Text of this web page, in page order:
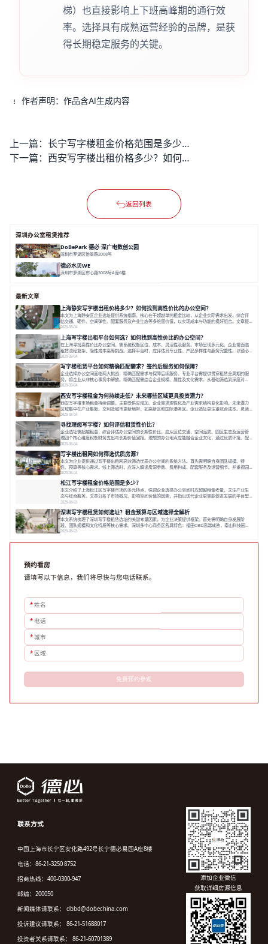
梯）也直接影响上下班高峰期的通行效
率。选择具有成熟运营经验的品牌，是获
得长期稳定服务的关键。
作者声明：作品含AI生成内容
上一篇：
长宁写字楼租金价格范围是多少？
下一篇：
西安写字楼出租价格多少？如何找到高性价比的办公空间？
返回列表
深圳办公室租赁推荐
DoBePark 德必·深广电数创公园
深圳市罗湖区怡景路2008号
德必水贝WE
深圳市罗湖区布心路3008号A座6楼
最新文章
上海静安写字楼出租价格多少？如何找到高性价比的办公空间？
本文为上海静安区企业选址提供系统指南。核心在于超越单纯租金比较，从企业实际需求出发，综合评
估交通、硬件、空间弹性、配套服务及产业生态等多维度价值，以实现成本与功能的挺好组合。文章提
出打破固定工位思维，采用精装灵活空间与共享配套以提升性价比，并通过不同规模企业的实际案例加
以说明。之后指出，专业运营服务商提供的稳定环境、社群活动与产业集聚等增值服务，是很大化空间
价值、助力企业成长的关键。对于许多在
2026-08-04
上海写字楼出租平台如何选？如何找到高性价比的办公空间？
在上海寻找高性价比办公空间，需系统权衡区位、成本、灵活性及服务。市场呈现多元化，企业常面临
租赁流程复杂、隐性成本高等挑战。选择平台时，应评估其专业性、产品多样性与服务完整性。以德必
为例，其提供从空间到生态的解决方案，通过特色园区、灵活产品和丰富配套，满足不同企业需求。企
业应明确自身需求，实地考察，选择能支持长期发展、提升竞争力的办公空间。在上海寻找合适的办公
空间，对于企业行政负责人、中小企业主
2026-08-04
写字楼租赁平台如何精确匹配需求？签约后服务如何保障？
企业选择办公空间面临两大挑战：精确匹配需求与保障后续服务。专业平台需提供贯穿租赁全周期的服
务，将企业从非核心事务中解放。精确匹配需结合企业规模、属性及文化需求，从基础筛选到深度对
接；签约后则需构建覆盖硬件运维、共享配套及专业物业的全周期保障体系。德必集团通过标准化服务
与个性化运营结合，以全国布局和产业生态圈为企业提供稳定支持，体现了从信息撮合到深度服务的能
力转变。在为企业寻找办公空间的过程中，
2026-08-04
西安写字楼租金为何持续走低？未来哪些区域更具投资潜力？
西安写字楼市场租金持续调整，主要受供应增加、企业需求理性化及产业需求结构变化影响。未来潜力
区域集中在产业集聚、交利及城市更新地带，如高新区和国际港务区。企业选址更注重综合成本、灵活
性与员工体验，倾向于提供全包式服务的办公空间。专业运营方通过空间优化与社群服务，助力企业成
长，推动市场向多元化、高性价比方向发展。近年来，西安写字楼市场呈现出租金持续调整的态势，这
一现象引发了的广泛关注。作为西部重要
2026-08-04
寻找理想写字楼？如何评估租赁性价比？
企业选址需超越租金，综合评估办公空间的长期性价比。应从区位交通、空间品质、园区生态及运营管
理四个核心维度权衡财务支出与长期价值回报。理想的办公地点应能融合企业文化，通过优质环境、配
套服务及社群资源赋能业务增长，实现成本与价值的平衡。对于许多正在成长或寻求稳定发展的企业而
言，寻找一处合适的办公空间是一项至关重要的决策。这不仅关系到团队的日常工作效率与协作氛围，
更直接影响着企业的品牌形象、运营成本
2026-08-04
写字楼出租网如何筛选优质房源？
本文为企业提供通过写字楼出租网高效筛选优质办公空间的系统方法。首先需明确自身团队规模、特
性、预算等核心需求。线上筛选时，应深入解读房源参数、费用构成、配套服务及运营细节，并重视园
区产业生态与交通区位价值。同时，需考察运营方的品牌背景与持续服务能力。完成线上初选后，必须
进行线下实地验证，核对空间实景、测试设施、感受园区氛围并确认合同条款，从而做出精确决策。在
数字化时代，写字楼出租网已成为企业寻找
2026-08-04
松江写字楼租金价格范围是多少？
本文介绍了上海松江区写字楼市场的多元特点，强调企业选择办公空间时应超越租金考量，关注产业生
态与综合服务。文章分析了市场概况、影响空间价值的因素，并指出现代企业更需能促进发展的平台型
空间。之后，以德必集团为例，说明运营方如何通过构建服务生态助力企业成长，建议企业系统评估需
求与长期价值，选择匹配的发展载体。对于许多寻求在上海松江区设立或扩展办公空间的企业而言，了
解该区域的写字楼市场概况是决策的首先
2026-08-03
深圳写字楼租赁如何选址？租金预算与区域选择全解析
本文系统梳理了深圳写字楼租赁选址的关键考量因素，为企业决策提供框架。首先需明确自身发展阶
段、团队规模和文化特质等核心需求。深圳多中心商务区各具特色：福田CBD高端成熟，南山科技园创
新活力强，前海具政策优势。除传统写字楼外，创意产业园注重生态与社群，适合文创、科技类企业。
款。选址是综合性战略决策，旨在让办公
2026-08-03
预约看房
请填写以下信息，我们将尽快与您电话联系。
*姓名
* 电话
*城市
* 区域
免费预约参观
联系方式
中国上海市长宁区安化路492号长宁德必易园A座8楼
电话：86-21-3250 8752
招商热线：400-0300-947
邮编：200050
新闻媒体请联系： dbbd@dobechina.com
投诉建议请联系： 86-21-51688017
投资者关系请联系： 86-21-60701389
添加企业微信
获取详细房源信息